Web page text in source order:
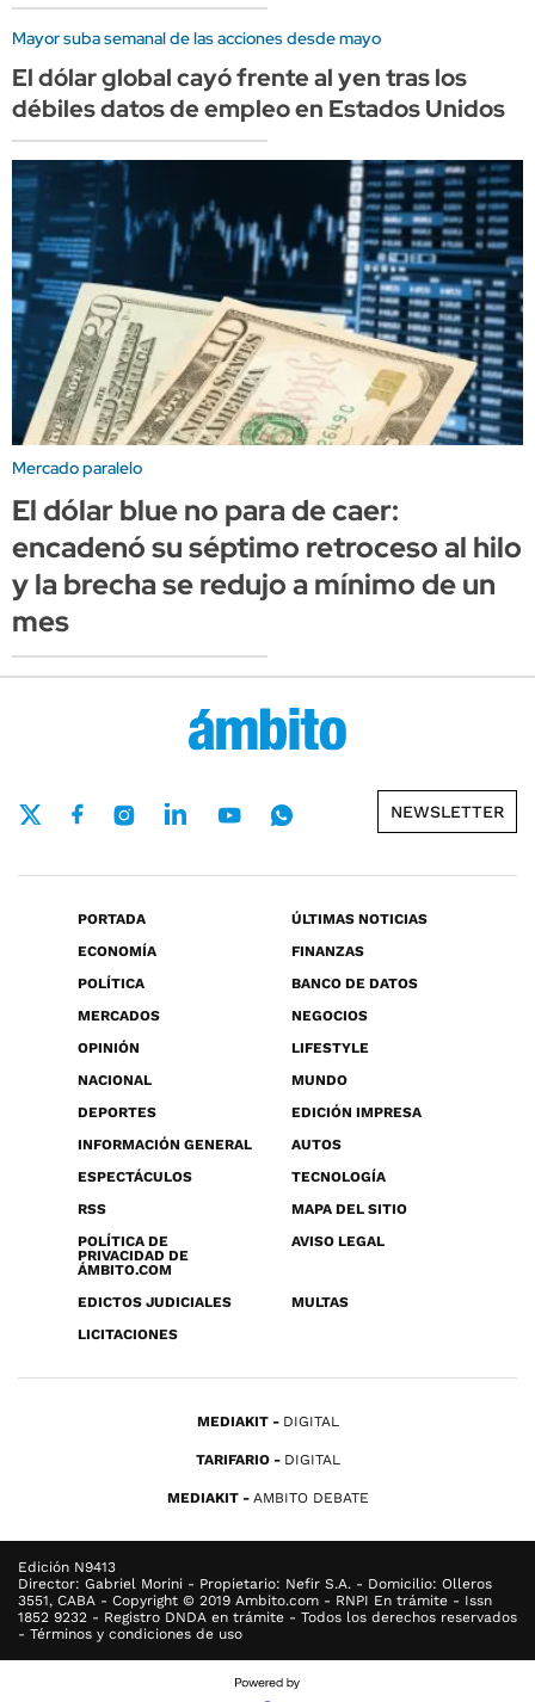
Mayor suba semanal de las acciones desde mayo
El dólar global cayó frente al yen tras los
débiles datos de empleo en Estados Unidos
Mercado paralelo
El dólar blue no para de caer:
encadenó su séptimo retroceso al hilo
y la brecha se redujo a mínimo de un
mes
NEWSLETTER
PORTADA
ÚLTIMAS NOTICIAS
ECONOMÍA
FINANZAS
POLÍTICA
BANCO DE DATOS
MERCADOS
NEGOCIOS
OPINIÓN
LIFESTYLE
NACIONAL
MUNDO
DEPORTES
EDICIÓN IMPRESA
INFORMACIÓN GENERAL
AUTOS
ESPECTÁCULOS
TECNOLOGÍA
RSS
MAPA DEL SITIO
POLÍTICA DE
PRIVACIDAD DE
ÁMBITO.COM
AVISO LEGAL
EDICTOS JUDICIALES
MULTAS
LICITACIONES
MEDIAKIT DIGITAL
TARIFARIO DIGITAL
MEDIAKIT AMBITO DEBATE
Edición N9413
Director: Gabriel Morini - Propietario: Nefir S.A. - Domicilio: Olleros
3551, CABA - Copyright © 2019 Ambito.com - RNPI En trámite - Issn
1852 9232 - Registro DNDA en trámite - Todos los derechos reservados
- Términos y condiciones de uso